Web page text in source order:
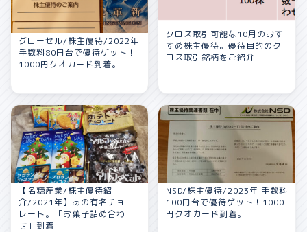
グローセル/株主優待/2022年
手数料80円台で優待ゲット！
1000円クオカード到着。
クロス取引可能な10月のおす
すめ株主優待。優待目的のク
ロス取引銘柄をご紹介
【名糖産業/株主優待紹
介/2021年】あの有名チョコ
レート。「お菓子詰め合わ
せ」到着
NSD/株主優待/2023年 手数料
100円台で優待ゲット！1000
円クオカード到着。